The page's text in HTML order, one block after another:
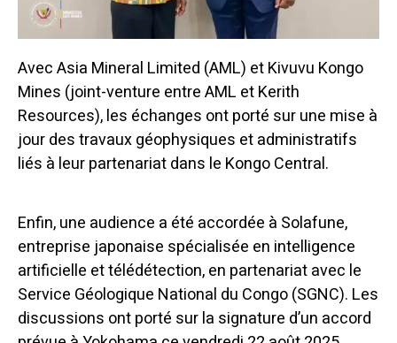
Avec Asia Mineral Limited (AML) et Kivuvu Kongo
Mines (joint-venture entre AML et Kerith
Resources), les échanges ont porté sur une mise à
jour des travaux géophysiques et administratifs
liés à leur partenariat dans le Kongo Central.
Enfin, une audience a été accordée à Solafune,
entreprise japonaise spécialisée en intelligence
artificielle et télédétection, en partenariat avec le
Service Géologique National du Congo (SGNC). Les
discussions ont porté sur la signature d’un accord